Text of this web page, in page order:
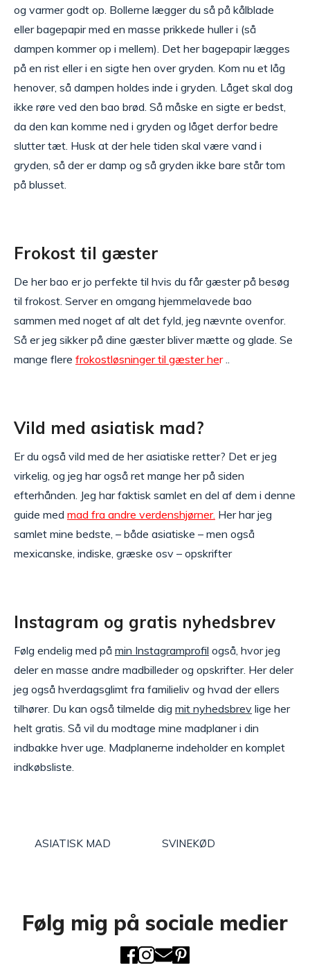
og varmer godt op. Bollerne lægger du så på kålblade
eller bagepapir med en masse prikkede huller i (så
dampen kommer op i mellem). Det her bagepapir lægges
på en rist eller i en sigte hen over gryden. Kom nu et låg
henover, så dampen holdes inde i gryden. Låget skal dog
ikke røre ved den bao brød. Så måske en sigte er bedst,
da den kan komme ned i gryden og låget derfor bedre
slutter tæt. Husk at der hele tiden skal være vand i
gryden, så der er damp og så gryden ikke bare står tom
på blusset.
Frokost til gæster
De her bao er jo perfekte til hvis du får gæster på besøg
til frokost. Server en omgang hjemmelavede bao
sammen med noget af alt det fyld, jeg nævnte ovenfor.
Så er jeg sikker på dine gæster bliver mætte og glade. Se
mange flere frokostløsninger til gæster her..
Vild med asiatisk mad?
Er du også vild med de her asiatiske retter? Det er jeg
virkelig, og jeg har også ret mange her på siden
efterhånden. Jeg har faktisk samlet en del af dem i denne
guide med mad fra andre verdenshjørner. Her har jeg
samlet mine bedste, – både asiatiske – men også
mexicanske, indiske, græske osv – opskrifter
Instagram og gratis nyhedsbrev
Følg endelig med på min Instagramprofil også, hvor jeg
deler en masse andre madbilleder og opskrifter. Her deler
jeg også hverdagsglimt fra familieliv og hvad der ellers
tilhører. Du kan også tilmelde dig mit nyhedsbrev lige her
helt gratis. Så vil du modtage mine madplaner i din
indbakke hver uge. Madplanerne indeholder en komplet
indkøbsliste.
ASIATISK MAD SVINEKØD
Følg mig på sociale medier